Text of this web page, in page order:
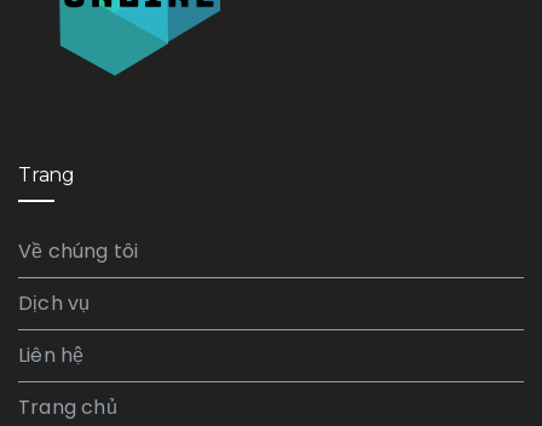
Trang
Về chúng tôi
Dịch vụ
Liên hệ
Trang chủ